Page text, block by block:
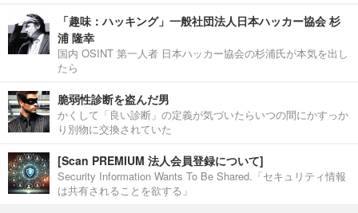
「趣味：ハッキング」一般社団法人日本ハッカー協会 杉
浦 隆幸
国内 OSINT 第一人者 日本ハッカー協会の杉浦氏が本気を出し
たら
脆弱性診断を盗んだ男
かくして「良い診断」の定義が気づいたらいつの間にかすっか
り別物に交換されていた
[Scan PREMIUM 法人会員登録について]
Security Information Wants To Be Shared.「セキュリティ情報
は共有されることを欲する」